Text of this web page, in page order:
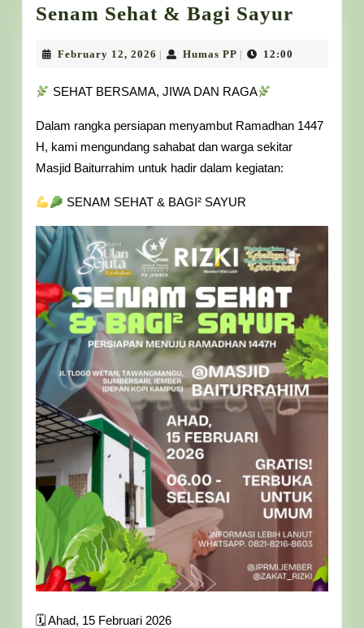
Senam Sehat & Bagi Sayur
February 12, 2026 February
2026
Humas PPHumas12:00
SEHAT BERSAMA, JIWA DAN RAGA
Dalam rangka persiapan menyambut Ramadhan 1447
H, kami mengundang sahabat dan warga sekitar
Masjid Baiturrahim untuk hadir dalam kegiatan:
SENAM SEHAT & BAGI² SAYUR
🗓 Ahad, 15 Februari 2026